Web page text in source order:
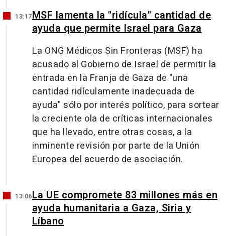
13:17MSF lamenta la "ridícula" cantidad de
ayuda que permite Israel para Gaza
La ONG Médicos Sin Fronteras (MSF) ha
acusado al Gobierno de Israel de permitir la
entrada en la Franja de Gaza de "una
cantidad ridículamente inadecuada de
ayuda" sólo por interés político, para sortear
la creciente ola de críticas internacionales
que ha llevado, entre otras cosas, a la
inminente revisión por parte de la Unión
Europea del acuerdo de asociación.
13:06La UE compromete 83 millones más en
ayuda humanitaria a Gaza, Siria y
Líbano